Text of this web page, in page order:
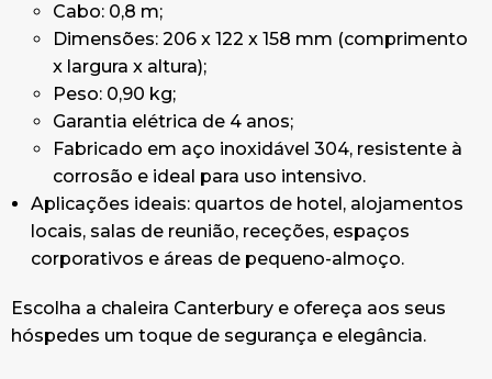
Cabo: 0,8 m;
Dimensões: 206 x 122 x 158 mm (comprimento
x largura x altura);
Peso: 0,90 kg;
Garantia elétrica de 4 anos;
Fabricado em aço inoxidável 304, resistente à
corrosão e ideal para uso intensivo.
Aplicações ideais: quartos de hotel, alojamentos
locais, salas de reunião, receções, espaços
corporativos e áreas de pequeno-almoço.
Escolha a chaleira Canterbury e ofereça aos seus
hóspedes um toque de segurança e elegância.